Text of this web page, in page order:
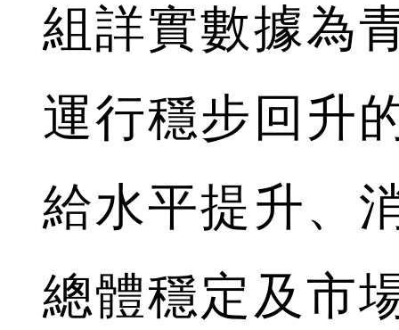
組詳實數據為
運行穩步回升
給水平提升、
總體穩定及市